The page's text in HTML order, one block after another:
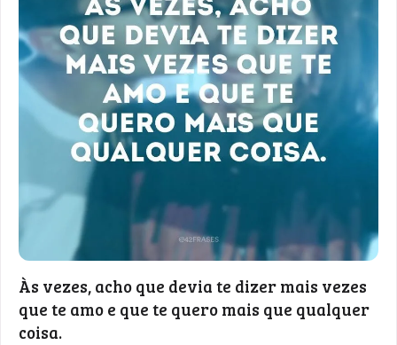
Às vezes, acho que devia te dizer mais vezes
que te amo e que te quero mais que qualquer
coisa.